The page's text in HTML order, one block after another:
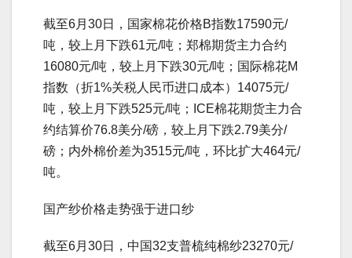
截至6月30日，国家棉花价格B指数17590元/
吨，较上月下跌61元/吨；郑棉期货主力合约
16080元/吨，较上月下跌30元/吨；国际棉花M
指数（折1%关税人民币进口成本）14075元/
吨，较上月下跌525元/吨；ICE棉花期货主力合
约结算价76.8美分/磅，较上月下跌2.79美分/
磅；内外棉价差为3515元/吨，环比扩大464元/
吨。
国产纱价格走势强于进口纱
截至6月30日，中国32支普梳纯棉纱23270元/